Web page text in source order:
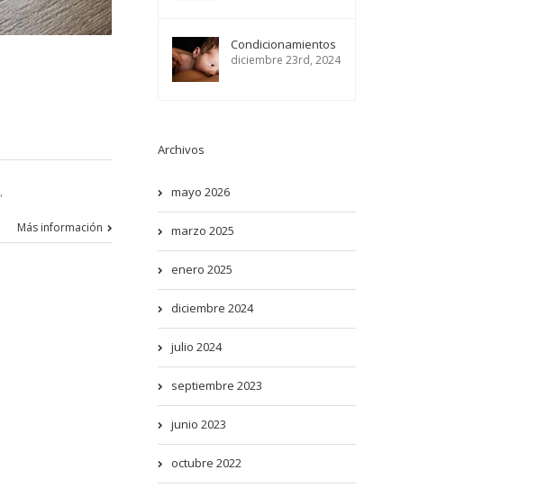
,
Más información
Condicionamientos
diciembre 23rd, 2024
Archivos
mayo 2026
marzo 2025
enero 2025
diciembre 2024
julio 2024
septiembre 2023
junio 2023
octubre 2022